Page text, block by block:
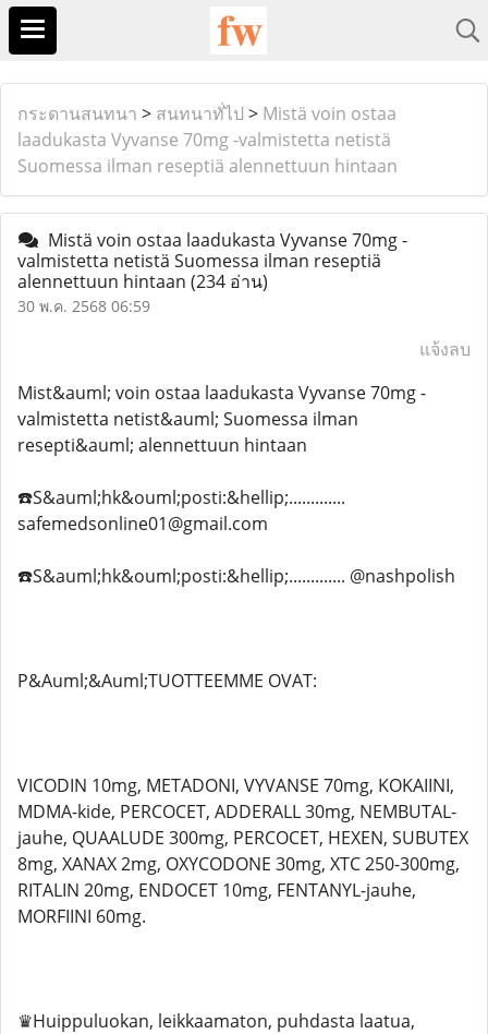
กระดานสนทนา > สนทนาทั่ไป > Mistä voin ostaa
laadukasta Vyvanse 70mg -valmistetta netistä
Suomessa ilman reseptiä alennettuun hintaan
Mistä voin ostaa laadukasta Vyvanse 70mg -
valmistetta netistä Suomessa ilman reseptiä
alennettuun hintaan (234 อ่าน)
30 พ.ค. 2568 06:59
แจ้งลบ
Mist&auml; voin ostaa laadukasta Vyvanse 70mg -
valmistetta netist&auml; Suomessa ilman
resepti&auml; alennettuun hintaan
☎️S&auml;hk&ouml;posti:&hellip;.............
safemedsonline01@gmail.com
☎️S&auml;hk&ouml;posti:&hellip;............. @nashpolish
P&Auml;&Auml;TUOTTEEMME OVAT:
VICODIN 10mg, METADONI, VYVANSE 70mg, KOKAIINI,
MDMA-kide, PERCOCET, ADDERALL 30mg, NEMBUTAL-
jauhe, QUAALUDE 300mg, PERCOCET, HEXEN, SUBUTEX
8mg, XANAX 2mg, OXYCODONE 30mg, XTC 250-300mg,
RITALIN 20mg, ENDOCET 10mg, FENTANYL-jauhe,
MORFIINI 60mg.
♛Huippuluokan, leikkaamaton, puhdasta laatua,